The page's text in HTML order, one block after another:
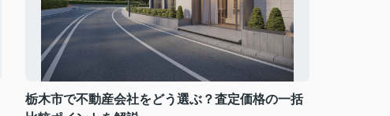
栃木市で不動産会社をどう選ぶ？査定価格の一括